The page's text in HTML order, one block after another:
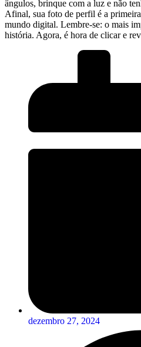
ângulos, brinque ⁣com a luz e⁢ não
Afinal, sua ‌foto de perfil é a
mundo⁤ digital. Lembre-se: o ‍mais
história. Agora, é hora de ⁢clicar e
dezembro 27, 2024